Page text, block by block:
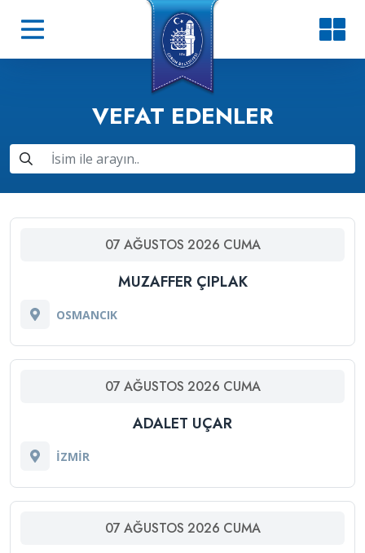
VEFAT EDENLER
07 AĞUSTOS 2026 CUMA
MUZAFFER ÇIPLAK
OSMANCIK
07 AĞUSTOS 2026 CUMA
ADALET UÇAR
İZMİR
07 AĞUSTOS 2026 CUMA